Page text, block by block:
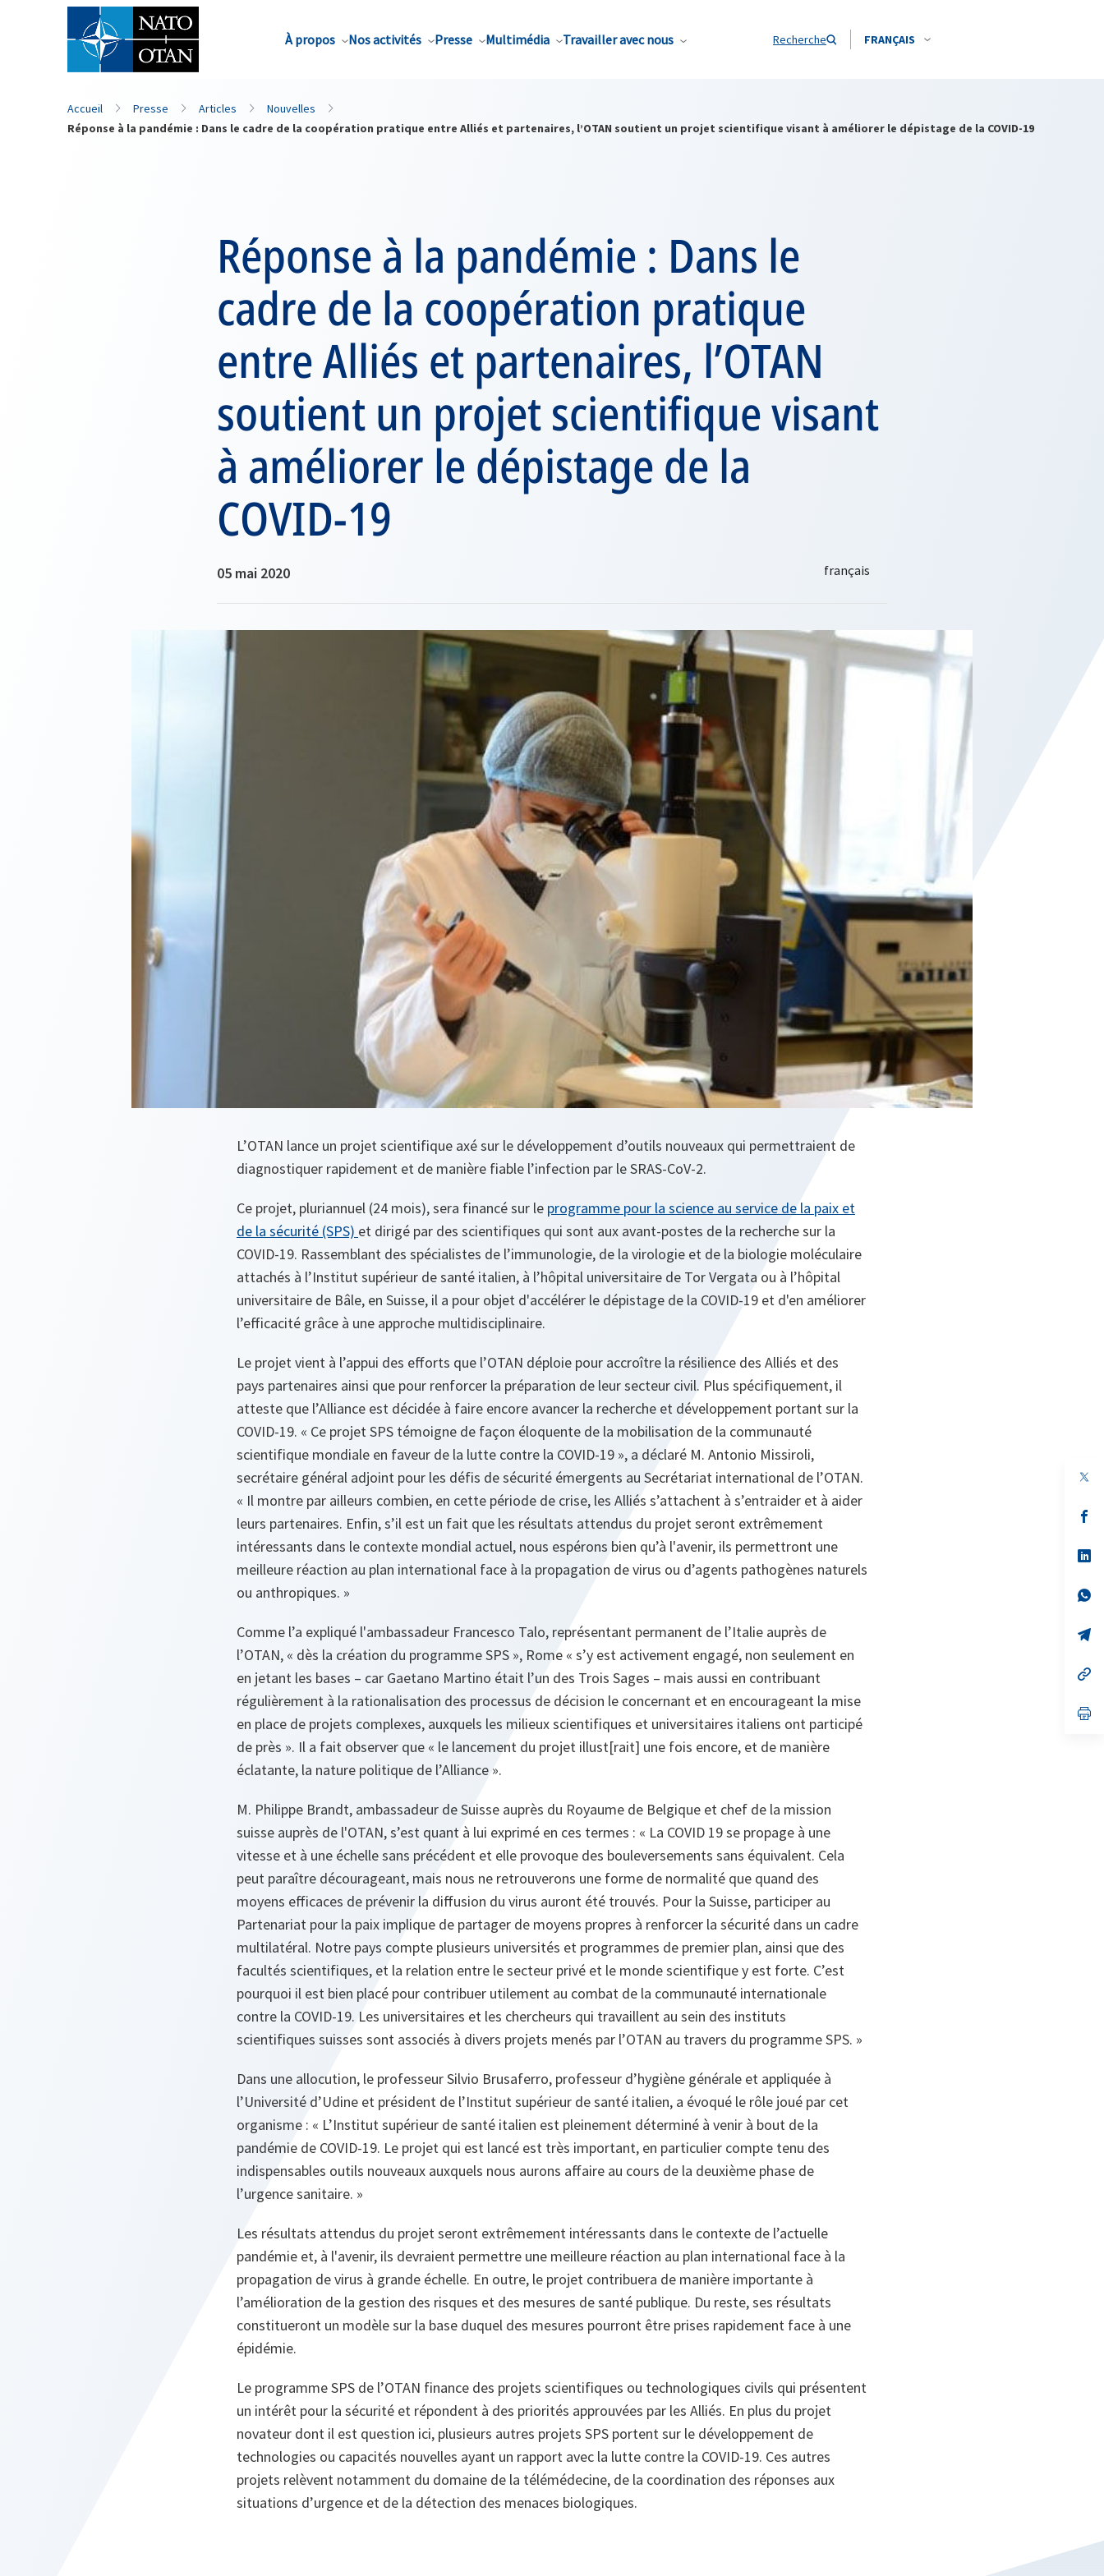
À propos Nos activités Presse Multimédia Travailler avec nous Recherche FRANÇAIS
Nom de famille*
Accueil Presse Articles
Nouvelles
Réponse à la pandémie : Dans le cadre de la coopération pratique entre Alliés et partenaires, l’OTAN soutient un projet scientifique visant à améliorer le dépistage de la COVID-19
Réponse à la pandémie : Dans le
cadre de la coopération pratique
entre Alliés et partenaires, l’OTAN
soutient un projet scientifique visant
à améliorer le dépistage de la
COVID-19
05 mai 2020
L’OTAN lance un projet scientifique axé sur le développement d’outils nouveaux qui permettraient de
diagnostiquer rapidement et de manière fiable l’infection par le SRAS-CoV-2.
Ce projet, pluriannuel (24 mois), sera financé sur le programme pour la science au service de la paix et
de la sécurité (SPS) et dirigé par des scientifiques qui sont aux avant-postes de la recherche sur la
COVID-19. Rassemblant des spécialistes de l’immunologie, de la virologie et de la biologie moléculaire
attachés à l’Institut supérieur de santé italien, à l’hôpital universitaire de Tor Vergata ou à l’hôpital
universitaire de Bâle, en Suisse, il a pour objet d'accélérer le dépistage de la COVID-19 et d'en améliorer
l’efficacité grâce à une approche multidisciplinaire.
Le projet vient à l’appui des efforts que l’OTAN déploie pour accroître la résilience des Alliés et des
pays partenaires ainsi que pour renforcer la préparation de leur secteur civil. Plus spécifiquement, il
atteste que l’Alliance est décidée à faire encore avancer la recherche et développement portant sur la
COVID-19. « Ce projet SPS témoigne de façon éloquente de la mobilisation de la communauté
scientifique mondiale en faveur de la lutte contre la COVID-19 », a déclaré M. Antonio Missiroli,
secrétaire général adjoint pour les défis de sécurité émergents au Secrétariat international de l’OTAN.
« Il montre par ailleurs combien, en cette période de crise, les Alliés s’attachent à s’entraider et à aider
leurs partenaires. Enfin, s’il est un fait que les résultats attendus du projet seront extrêmement
intéressants dans le contexte mondial actuel, nous espérons bien qu’à l'avenir, ils permettront une
meilleure réaction au plan international face à la propagation de virus ou d’agents pathogènes naturels
ou anthropiques. »
Comme l’a expliqué l'ambassadeur Francesco Talo, représentant permanent de l’Italie auprès de
l’OTAN, « dès la création du programme SPS », Rome « s’y est activement engagé, non seulement en
en jetant les bases – car Gaetano Martino était l’un des Trois Sages – mais aussi en contribuant
régulièrement à la rationalisation des processus de décision le concernant et en encourageant la mise
en place de projets complexes, auxquels les milieux scientifiques et universitaires italiens ont participé
de près ». Il a fait observer que « le lancement du projet illust[rait] une fois encore, et de manière
éclatante, la nature politique de l’Alliance ».
M. Philippe Brandt, ambassadeur de Suisse auprès du Royaume de Belgique et chef de la mission
suisse auprès de l'OTAN, s’est quant à lui exprimé en ces termes : « La COVID 19 se propage à une
vitesse et à une échelle sans précédent et elle provoque des bouleversements sans équivalent. Cela
peut paraître décourageant, mais nous ne retrouverons une forme de normalité que quand des
moyens efficaces de prévenir la diffusion du virus auront été trouvés. Pour la Suisse, participer au
Partenariat pour la paix implique de partager de moyens propres à renforcer la sécurité dans un cadre
multilatéral. Notre pays compte plusieurs universités et programmes de premier plan, ainsi que des
facultés scientifiques, et la relation entre le secteur privé et le monde scientifique y est forte. C’est
pourquoi il est bien placé pour contribuer utilement au combat de la communauté internationale
contre la COVID-19. Les universitaires et les chercheurs qui travaillent au sein des instituts
scientifiques suisses sont associés à divers projets menés par l’OTAN au travers du programme SPS. »
Dans une allocution, le professeur Silvio Brusaferro, professeur d’hygiène générale et appliquée à
l’Université d’Udine et président de l’Institut supérieur de santé italien, a évoqué le rôle joué par cet
organisme : « L’Institut supérieur de santé italien est pleinement déterminé à venir à bout de la
pandémie de COVID-19. Le projet qui est lancé est très important, en particulier compte tenu des
indispensables outils nouveaux auxquels nous aurons affaire au cours de la deuxième phase de
l’urgence sanitaire. »
Les résultats attendus du projet seront extrêmement intéressants dans le contexte de l’actuelle
pandémie et, à l'avenir, ils devraient permettre une meilleure réaction au plan international face à la
propagation de virus à grande échelle. En outre, le projet contribuera de manière importante à
l’amélioration de la gestion des risques et des mesures de santé publique. Du reste, ses résultats
constitueront un modèle sur la base duquel des mesures pourront être prises rapidement face à une
épidémie.
Le programme SPS de l’OTAN finance des projets scientifiques ou technologiques civils qui présentent
un intérêt pour la sécurité et répondent à des priorités approuvées par les Alliés. En plus du projet
novateur dont il est question ici, plusieurs autres projets SPS portent sur le développement de
technologies ou capacités nouvelles ayant un rapport avec la lutte contre la COVID-19. Ces autres
projets relèvent notamment du domaine de la télémédecine, de la coordination des réponses aux
situations d’urgence et de la détection des menaces biologiques.